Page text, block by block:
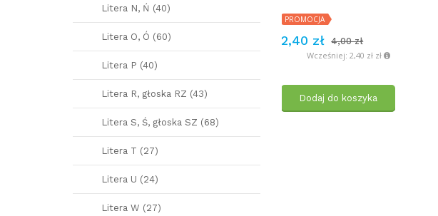
4,00 zł
Dodaj do koszyka
PROMOCJA
2,40 zł
4,00 zł
Wcześniej: 2,40 zł zł
Dodaj do koszyka
Litera N, Ń (40)
Litera O, Ó (60)
Litera P (40)
Litera R, głoska RZ (43)
Litera S, Ś, głoska SZ (68)
Litera T (27)
Litera U (24)
Litera W (27)